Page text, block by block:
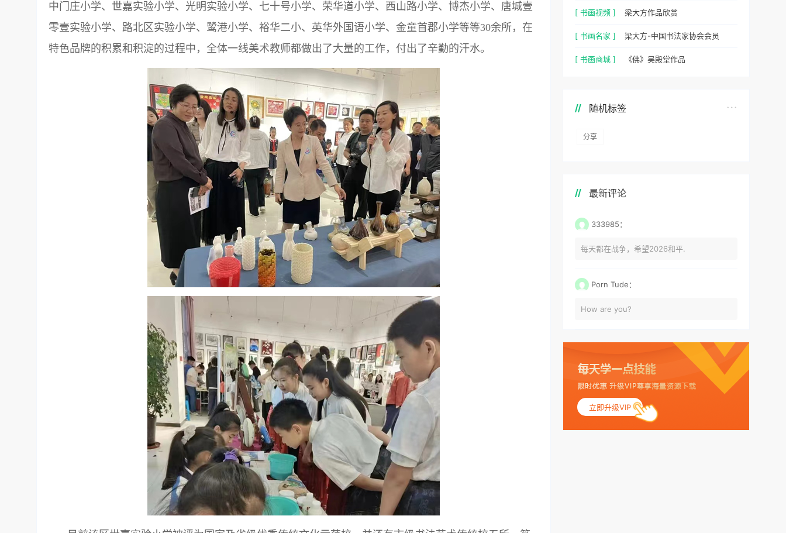
中门庄小学、世嘉实验小学、光明实验小学、七十号小学、荣华道小学、西山路小学、博杰小学、唐城壹
零壹实验小学、路北区实验小学、鹭港小学、裕华二小、英华外国语小学、金童首郡小学等等30余所，在
特色品牌的积累和积淀的过程中，全体一线美术教师都做出了大量的工作，付出了辛勤的汗水。
[ 书画视频 ] 梁大方作品欣赏
[ 书画名家 ] 梁大方-中国书法家协会会员
[ 书画商城 ] 《佛》吴殿堂作品
随机标签
分享
最新评论
333985：
每天都在战争，希望2026和平.
Porn Tude：
How are you?
立即升级VIP